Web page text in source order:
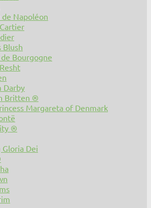
de Napoléon
Blush
Bourgogne
Darby
Britten ®
Margareta of Denmark
®
Dei